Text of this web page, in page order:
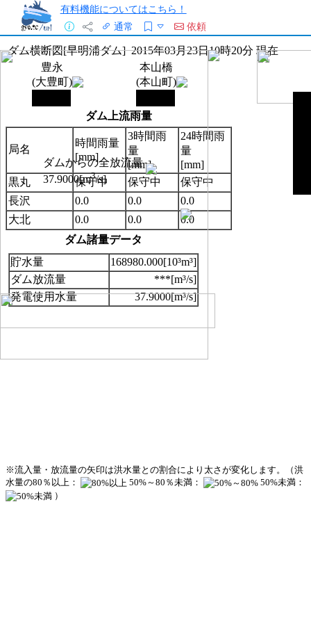
有料機能についてはこちら！
通常
依頼